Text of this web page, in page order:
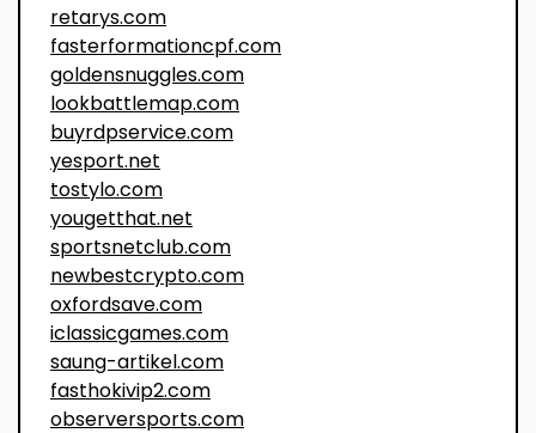
retarys.com
fasterformationcpf.com
goldensnuggles.com
lookbattlemap.com
buyrdpservice.com
yesport.net
tostylo.com
yougetthat.net
sportsnetclub.com
newbestcrypto.com
oxfordsave.com
iclassicgames.com
saung-artikel.com
fasthokivip2.com
observersports.com